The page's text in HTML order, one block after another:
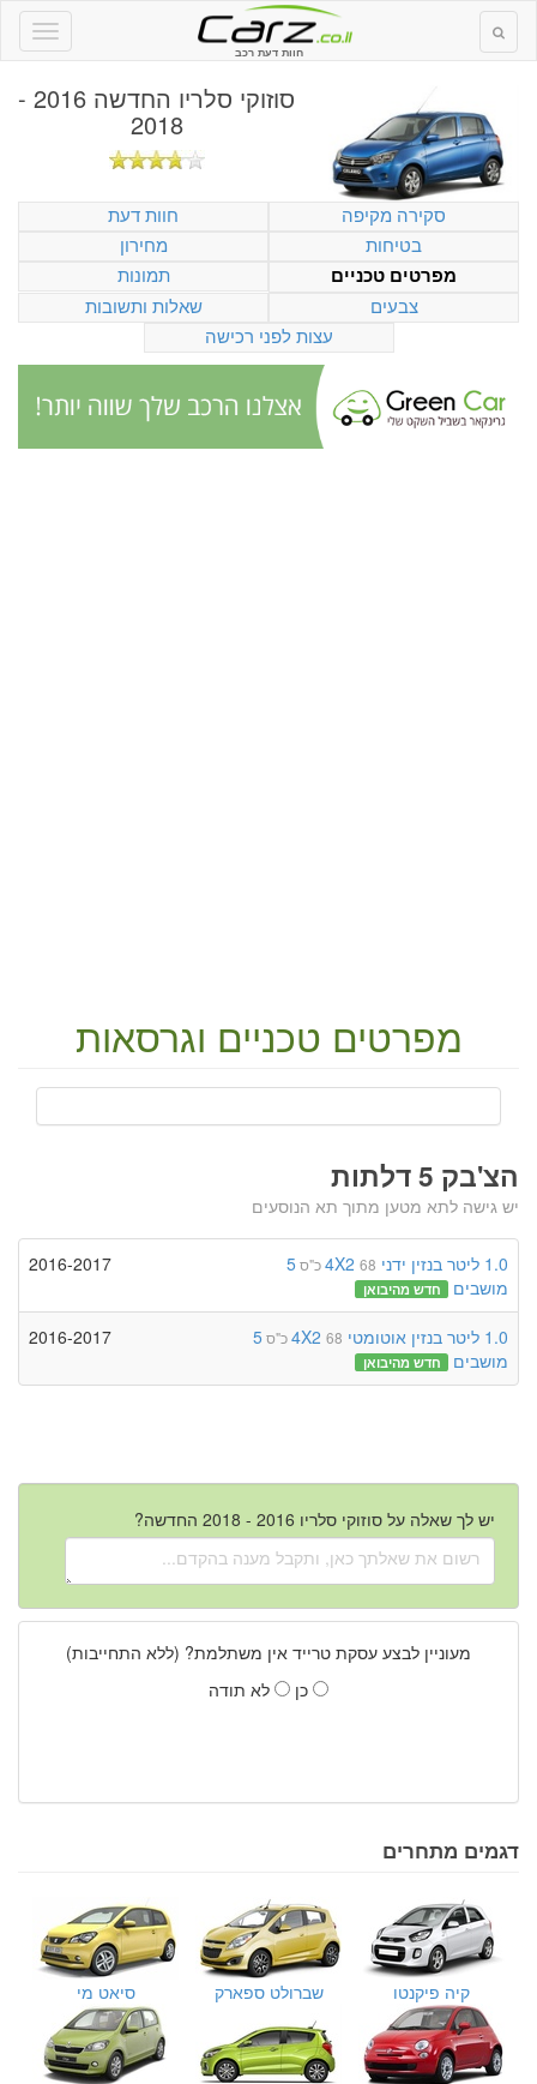
חוות דעת רכב
סוזוקי סלריו החדשה 2016 -
2018
סקירה מקיפה
חוות דעת
בטיחות
מחירון
מפרטים טכניים
תמונות
צבעים
שאלות ותשובות
עצות לפני רכישה
מפרטים טכניים וגרסאות
הצ'בק 5 דלתות
יש גישה לתא מטען מתוך תא הנוסעים
1.0 ליטר בנזין ידני 4X2 68 כ"ס
5
מושבים
חדש מהיבואן
2016-2017
1.0 ליטר בנזין אוטומטי 4X2 68 כ"ס
5
מושבים
חדש מהיבואן
2016-2017
יש לך שאלה על סוזוקי סלריו 2016 - 2018 החדשה?
מעוניין לבצע עסקת טרייד אין משתלמת? (ללא התחייבות)
כן
לא תודה
דגמים מתחרים
קיה פיקנטו שברולט ספארק סיאט מי